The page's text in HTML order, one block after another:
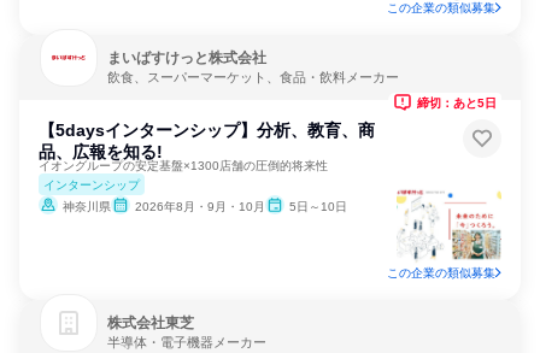
この企業の類似募集
まいばすけっと株式会社
飲食、スーパーマーケット、食品・飲料メーカー
【5daysインターンシップ】分析、教育、商
品、広報を知る!
イオングループの安定基盤×1300店舗の圧倒的将来性
インターンシップ
神奈川県
2026年8月・9月・10月 5日～10日
締切：あと5日
この企業の類似募集
株式会社東芝
半導体・電子機器メーカー